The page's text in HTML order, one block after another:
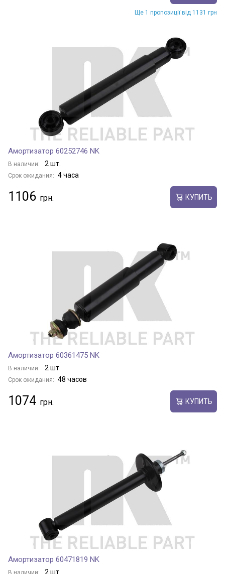
Ще 1 пропозиції від 1131 грн
Амортизатор 60252746 NK
В наличии: 2 шт.
Срок ожидания: 4 часа
1106 КУПИТЬ
Амортизатор 60361475 NK
В наличии: 2 шт.
Срок ожидания: 48 часов
1074 КУПИТЬ
Амортизатор 60471819 NK
В наличии: 2 шт.